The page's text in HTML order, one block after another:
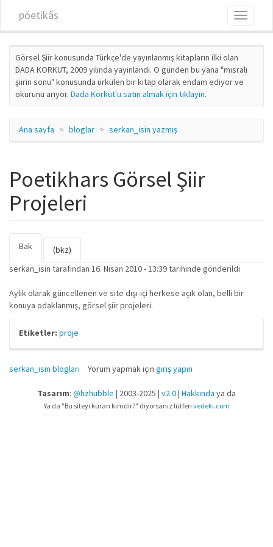
pöetikâs
Toggle
Görsel Şiir konusunda Türkçe'de yayınlanmış kitapların ilki olan
DADA KORKUT, 2009 yılında yayınlandı. O günden bu yana "mısralı
şiirin sonu" konusunda ürkülen bir kitap olarak endam ediyor ve
okurunu arıyor. Dada Korkut'u satın almak için tıklayın.
Ana sayfa bloglar serkan_isin yazmış
Poetikhars Görsel Şiir
Projeleri
Birincil sekmeler
Bak
sekme)
(bkz)
serkan_isin tarafından 16. Nisan 2010 - 13:39 tarihinde gönderildi
Aylık olarak güncellenen ve site dışı-içi herkese açık olan, belli bir
konuya odaklanmış, görsel şiir projeleri.
Etiketler: proje
serkan_isin blogları Yorum yapmak için giriş yapın
Tasarım: @hzhubble | 2003-2025 | v2.0| Hakkında ya da
Ya da "Bu siteyi kuran kimdir?" diyorsanız lütfen vedeki.com